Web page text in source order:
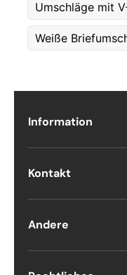
E-post *
Kommentarer
Umschläge mit
Weiße
Information
Kontakt
Andere